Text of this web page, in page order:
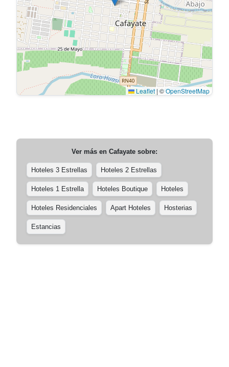
Leaflet | ©OpenStreetMap
Ver más en Cafayate sobre:
Hoteles 3 Estrellas Hoteles 2 Estrellas
Hoteles 1 Estrella Hoteles Boutique Hoteles
Hoteles Residenciales Apart Hoteles Hosterias
Estancias